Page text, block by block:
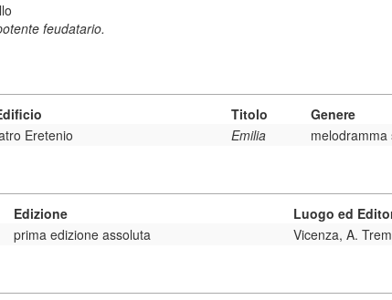
feudatario.
Titolo Genere
Eretenio Emilia melodramma
Edizione
Luogo ed
prima edizione assoluta Vicenza, A.